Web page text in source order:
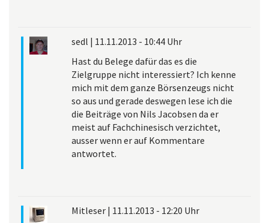
sedl | 11.11.2013 - 10:44 Uhr
Hast du Belege dafür das es die
Zielgruppe nicht interessiert? Ich kenne
mich mit dem ganze Börsenzeugs nicht
so aus und gerade deswegen lese ich die
die Beiträge von Nils Jacobsen da er
meist auf Fachchinesisch verzichtet,
ausser wenn er auf Kommentare
antwortet.
Mitleser | 11.11.2013 - 12:20 Uhr